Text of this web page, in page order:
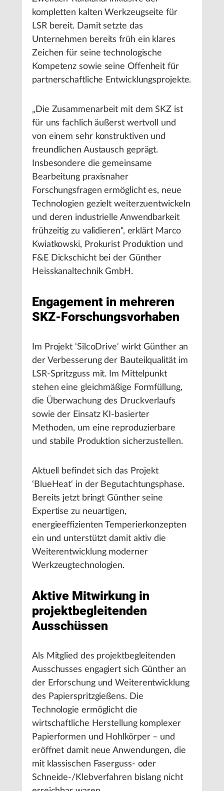
kompletten kalten Werkzeugseite für
LSR bereit. Damit setzte das
Unternehmen bereits früh ein klares
Zeichen für seine technologische
Kompetenz sowie seine Offenheit für
partnerschaftliche Entwicklungsprojekte.
„Die Zusammenarbeit mit dem SKZ ist
für uns fachlich äußerst wertvoll und
von einem sehr konstruktiven und
freundlichen Austausch geprägt.
Insbesondere die gemeinsame
Bearbeitung praxisnaher
Forschungsfragen ermöglicht es, neue
Technologien gezielt weiterzuentwickeln
und deren industrielle Anwendbarkeit
frühzeitig zu validieren“, erklärt Marco
Kwiatkowski, Prokurist Produktion und
F&E Dickschicht bei der Günther
Heisskanaltechnik GmbH.
Engagement in mehreren
SKZ-Forschungsvorhaben
Im Projekt ‘SilcoDrive‘ wirkt Günther an
der Verbesserung der Bauteilqualität im
LSR-Spritzguss mit. Im Mittelpunkt
stehen eine gleichmäßige Formfüllung,
die Überwachung des Druckverlaufs
sowie der Einsatz KI-basierter
Methoden, um eine reproduzierbare
und stabile Produktion sicherzustellen.
Aktuell befindet sich das Projekt
‘BlueHeat‘ in der Begutachtungsphase.
Bereits jetzt bringt Günther seine
Expertise zu neuartigen,
energieeffizienten Temperierkonzepten
ein und unterstützt damit aktiv die
Weiterentwicklung moderner
Werkzeugtechnologien.
Aktive Mitwirkung in
projektbegleitenden
Ausschüssen
Als Mitglied des projektbegleitenden
Ausschusses engagiert sich Günther an
der Erforschung und Weiterentwicklung
des Papierspritzgießens. Die
Technologie ermöglicht die
wirtschaftliche Herstellung komplexer
Papierformen und Hohlkörper – und
eröffnet damit neue Anwendungen, die
mit klassischen Faserguss- oder
Schneide-/Klebverfahren bislang nicht